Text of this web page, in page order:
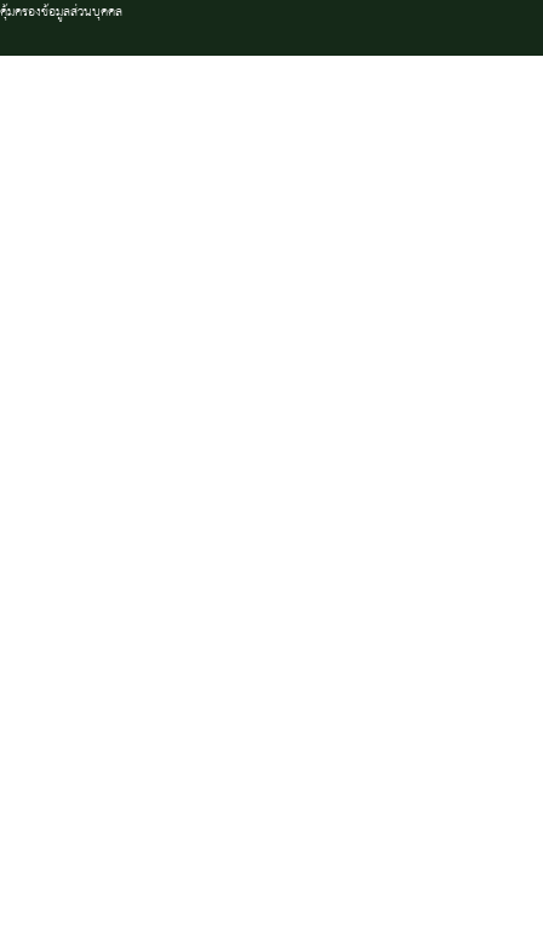
คุ้มครองข้อมูลส่วนบุคคล